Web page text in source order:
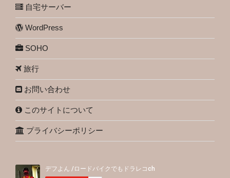
自宅サーバー
WordPress
SOHO
旅行
お問い合わせ
このサイトについて
プライバシーポリシー